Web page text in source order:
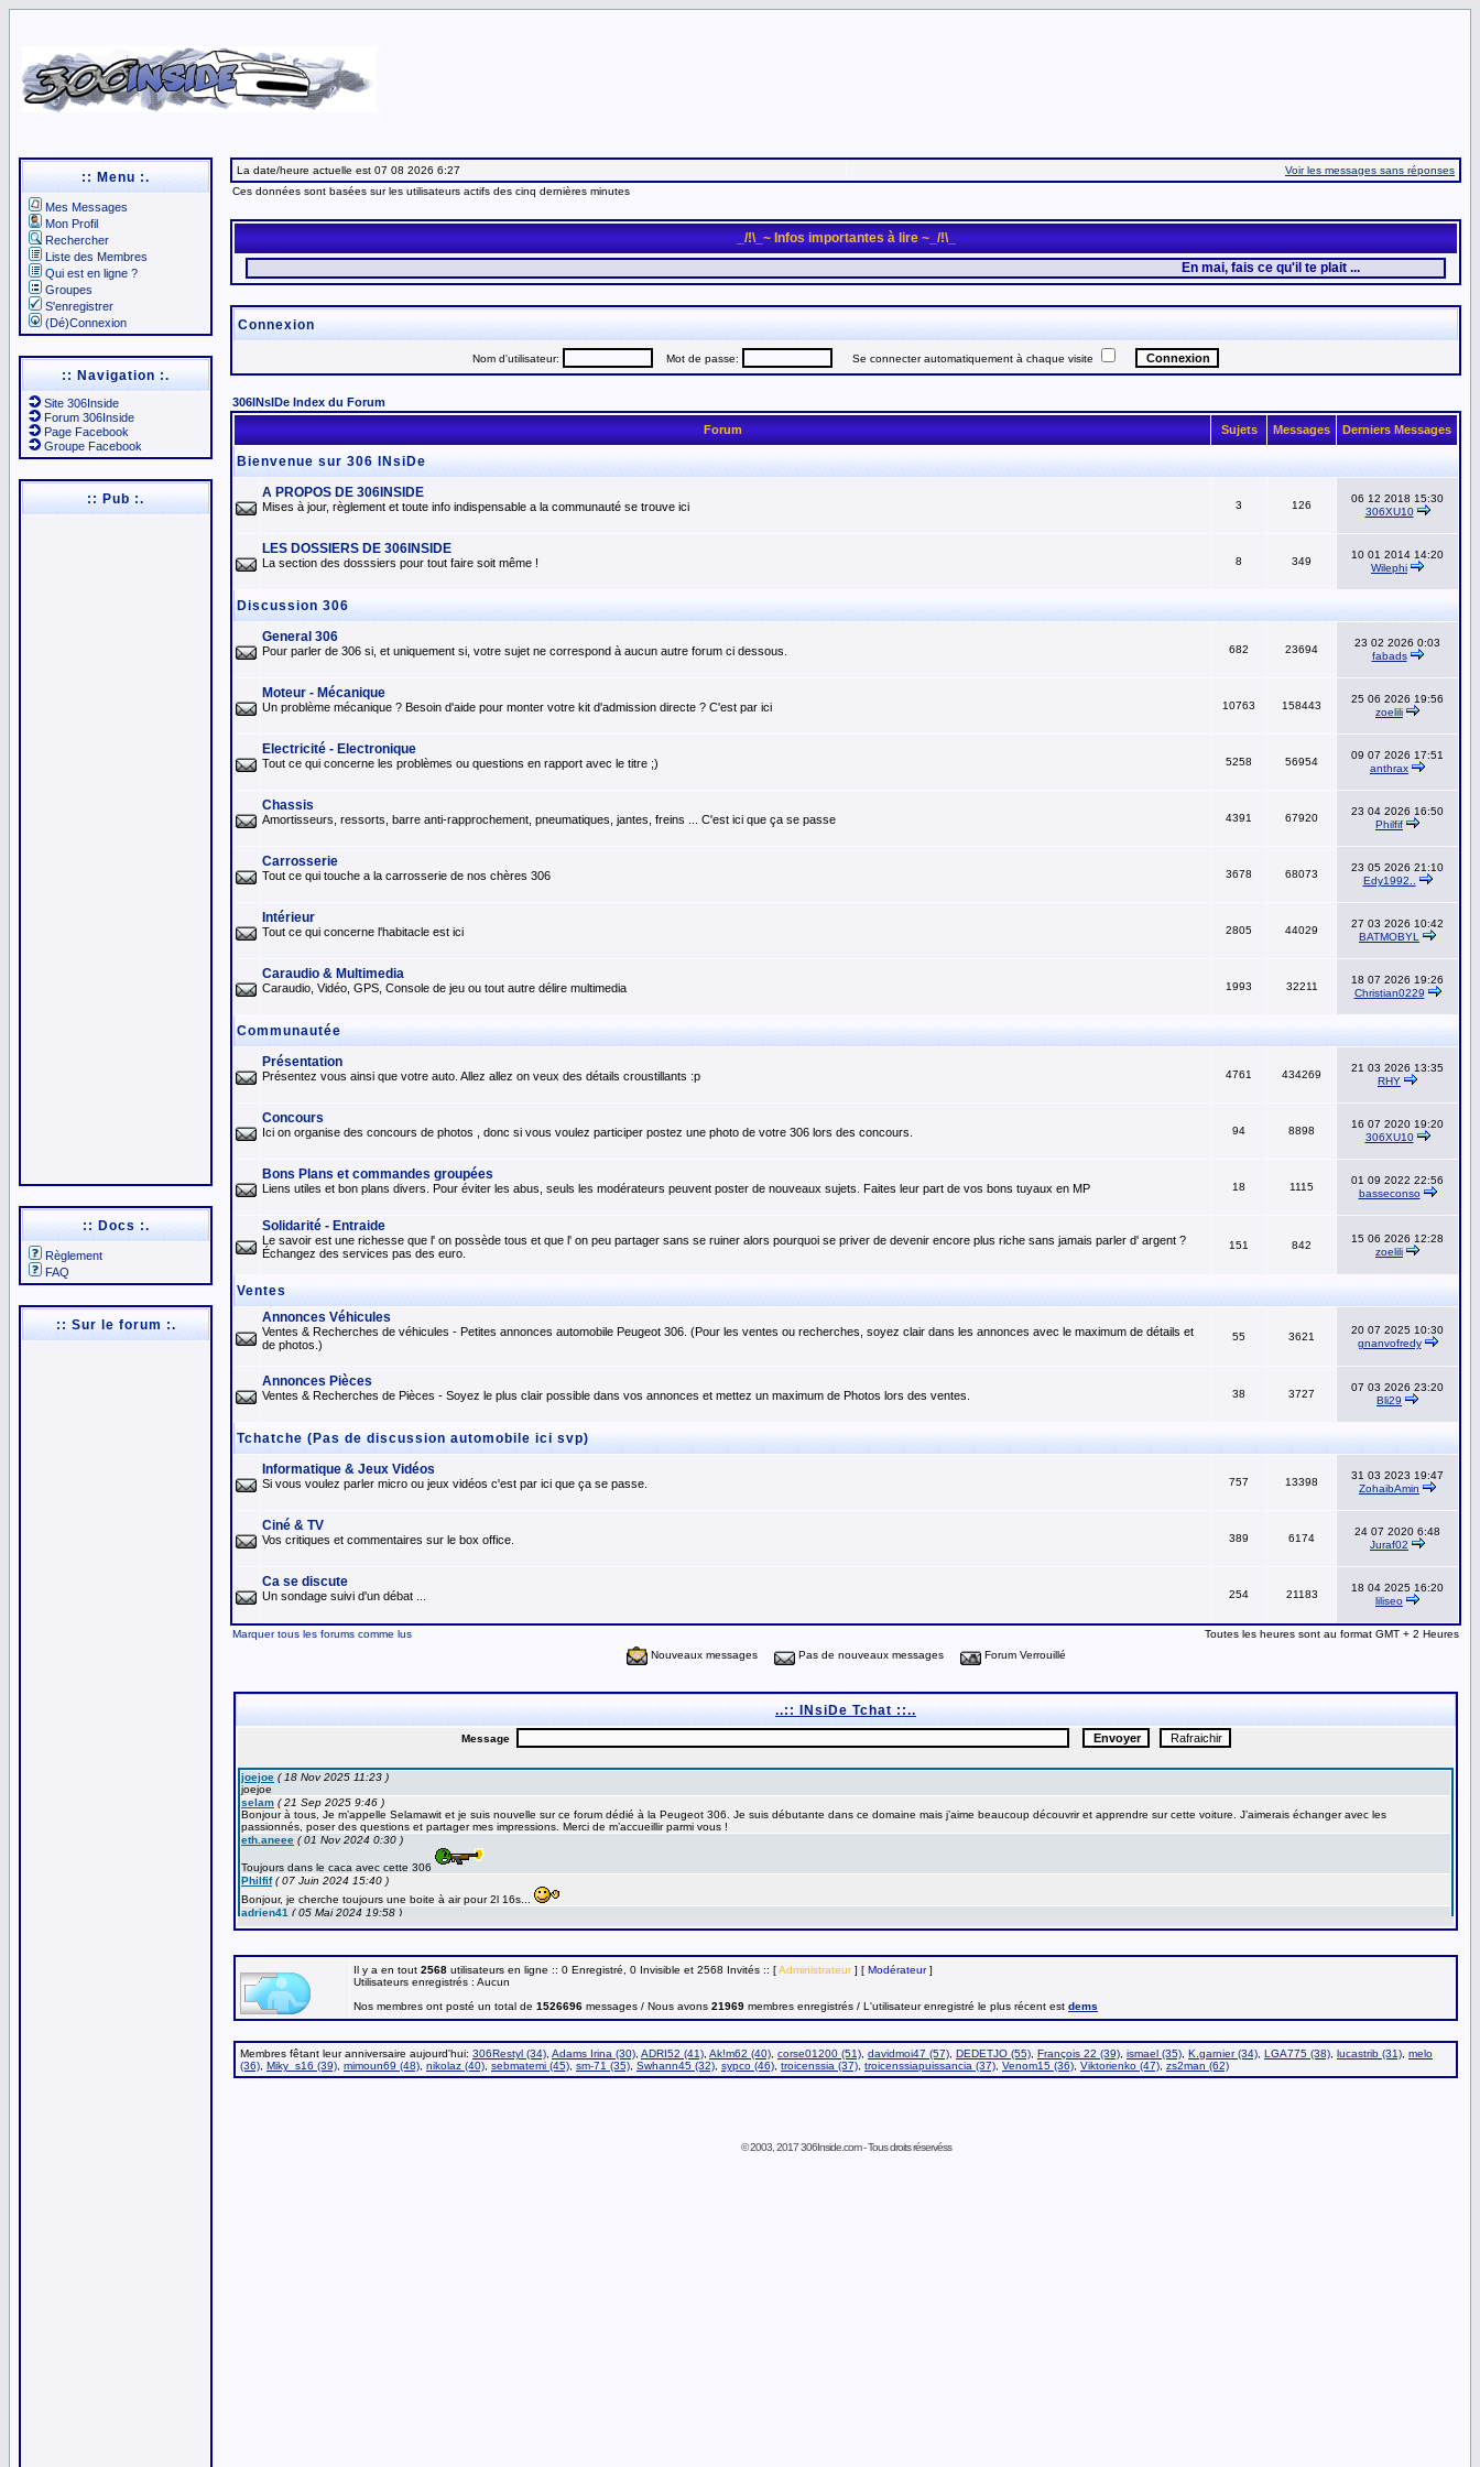
:: Menu :.
Mes Messages
Mon Profil
Rechercher
Liste des Membres
Qui est en ligne ?
Groupes
S'enregistrer
(Dé)Connexion
:: Navigation :.
Site 306Inside
Forum 306Inside
Page Facebook
Groupe Facebook
:: Pub :.
:: Docs :.
Règlement
FAQ
:: Sur le forum :.
La date/heure actuelle est 07 08 2026 6:27
Voir les messages sans réponses
Ces données sont basées sur les utilisateurs actifs des cinq dernières minutes
_/!\_~ Infos importantes à lire ~_/!\_
En mai, fais ce qu'il te plait ...
Connexion
Nom d'utilisateur: Mot de passe: Se connecter automatiquement à chaque visite
306INsIDe Index du Forum
Forum Sujets Messages Derniers Messages
Bienvenue sur 306 INsiDe
A PROPOS DE 306INSIDE
Mises à jour, règlement et toute info indispensable a la communauté se trouve ici 3 126
06 12 2018 15:30
306XU10
LES DOSSIERS DE 306INSIDE
La section des dosssiers pour tout faire soit même ! 8 349
10 01 2014 14:20
Wilephi
Discussion 306
General 306
Pour parler de 306 si, et uniquement si, votre sujet ne correspond à aucun autre forum ci dessous. 682 23694
23 02 2026 0:03
fabads
Moteur - Mécanique
Un problème mécanique ? Besoin d'aide pour monter votre kit d'admission directe ? C'est par ici 10763 158443
25 06 2026 19:56
zoelili
Electricité - Electronique
Tout ce qui concerne les problèmes ou questions en rapport avec le titre ;) 5258 56954
09 07 2026 17:51
anthrax
Chassis
Amortisseurs, ressorts, barre anti-rapprochement, pneumatiques, jantes, freins ... C'est ici que ça se passe 4391 67920
23 04 2026 16:50
Philfif
Carrosserie
Tout ce qui touche a la carrosserie de nos chères 306 3678 68073
23 05 2026 21:10
Edy1992..
Intérieur
Tout ce qui concerne l'habitacle est ici 2805 44029
27 03 2026 10:42
BATMOBYL
Caraudio & Multimedia
Caraudio, Vidéo, GPS, Console de jeu ou tout autre délire multimedia 1993 32211
18 07 2026 19:26
Christian0229
Communautée
Présentation
Présentez vous ainsi que votre auto. Allez allez on veux des détails croustillants :p 4761 434269
21 03 2026 13:35
RHY
Concours
Ici on organise des concours de photos , donc si vous voulez participer postez une photo de votre 306 lors des concours. 94 8898
16 07 2020 19:20
306XU10
Bons Plans et commandes groupées
Liens utiles et bon plans divers. Pour éviter les abus, seuls les modérateurs peuvent poster de nouveaux sujets. Faites leur part de vos bons tuyaux en MP 18 1115
01 09 2022 22:56
basseconso
Solidarité - Entraide
Le savoir est une richesse que l' on possède tous et que l' on peu partager sans se ruiner alors pourquoi se priver de devenir encore plus riche sans jamais parler d' argent ?
Échangez des services pas des euro.
151 842
15 06 2026 12:28
zoelili
Ventes
Annonces Véhicules
Ventes & Recherches de véhicules - Petites annonces automobile Peugeot 306. (Pour les ventes ou recherches, soyez clair dans les annonces avec le maximum de détails et
de photos.)
55 3621
20 07 2025 10:30
gnanvofredy
Annonces Pièces
Ventes & Recherches de Pièces - Soyez le plus clair possible dans vos annonces et mettez un maximum de Photos lors des ventes. 38 3727
07 03 2026 23:20
Bli29
Tchatche (Pas de discussion automobile ici svp)
Informatique & Jeux Vidéos
Si vous voulez parler micro ou jeux vidéos c'est par ici que ça se passe. 757 13398
31 03 2023 19:47
ZohaibAmin
Ciné & TV
Vos critiques et commentaires sur le box office. 389 6174
24 07 2020 6:48
Juraf02
Ca se discute
Un sondage suivi d'un débat ... 254 21183
18 04 2025 16:20
liliseo
Marquer tous les forums comme lus
Toutes les heures sont au format GMT + 2 Heures
Nouveaux messages
Pas de nouveaux messages Forum Verrouillé
..:: INsiDe Tchat ::..
Il y a en tout 2568 utilisateurs en ligne :: 0 Enregistré, 0 Invisible et 2568 Invités :: [Administrateur] [ Modérateur]
Utilisateurs enregistrés : Aucun
Nos membres ont posté un total de 1526696 messages / Nous avons 21969 membres enregistrés / L'utilisateur enregistré le plus récent est dems
Membres fêtant leur anniversaire aujourd'hui: 306Restyl (34) Adams Irina (30) ADRI52 (41) Ak!m62 (40) corse01200 (51) davidmoi47 (57) DEDETJO (55) François 22 (39) ismael (35) K.garnier (34) LGA775 (38) lucastrib (31) melo
(36) Miky_s16 (39) mimoun69 (48) nikolaz (40) sebmatemi (45) sm-71 (35) Swhann45 (32) sypco (46) troicenssia (37) troicenssiapuissancia (37) Venom15 (36) Viktorienko (47) zs2man (62)
© 2003, 2017 306Inside.com - Tous droits réservéss